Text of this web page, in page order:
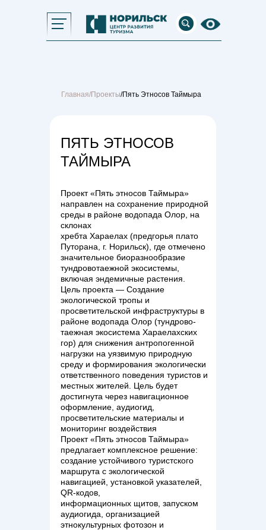
Главная/Проекты/Пять Этносов Таймыра
Проект «Пять этносов Таймыра»
направлен на сохранение природной
среды в районе водопада Олор, на
склонах
хребта Хараелах (предгорья плато
Путорана, г. Норильск), где отмечено
значительное биоразнообразие
тундровотаежной экосистемы,
включая эндемичные растения.
Цель проекта — Создание
экологической тропы и
просветительской инфраструктуры в
районе водопада Олор (тундрово-
таежная экосистема Хараелахских
гор) для снижения антропогенной
нагрузки на уязвимую природную
среду и формирования экологически
ответственного поведения туристов и
местных жителей. Цель будет
достигнута через навигационное
оформление, аудиогид,
просветительские материалы и
мониторинг воздействия
Проект «Пять этносов Таймыра»
предлагает комплексное решение:
создание устойчивого туристского
маршрута с экологической
навигацией, установкой указателей,
QR-кодов,
информационных щитов, запуском
аудиогида, организацией
этнокультурных фотозон и
ПЯТЬ ЭТНОСОВ
ТАЙМЫРА